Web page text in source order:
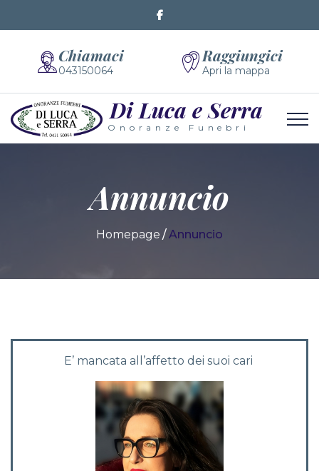
Chiamaci
043150064
Raggiungici
Apri la mappa
Di Luca e Serra
Onoranze Funebri
Annuncio
Homepage Annuncio
E’ mancata all’affetto dei suoi cari